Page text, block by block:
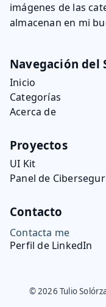
imágenes de las
almacenan en mi
Navegación del
Inicio
Categorías
Acerca de
Proyectos
UI Kit
Panel de
Contacto
Contacta me
Perfil de LinkedIn
©2026 Tulio